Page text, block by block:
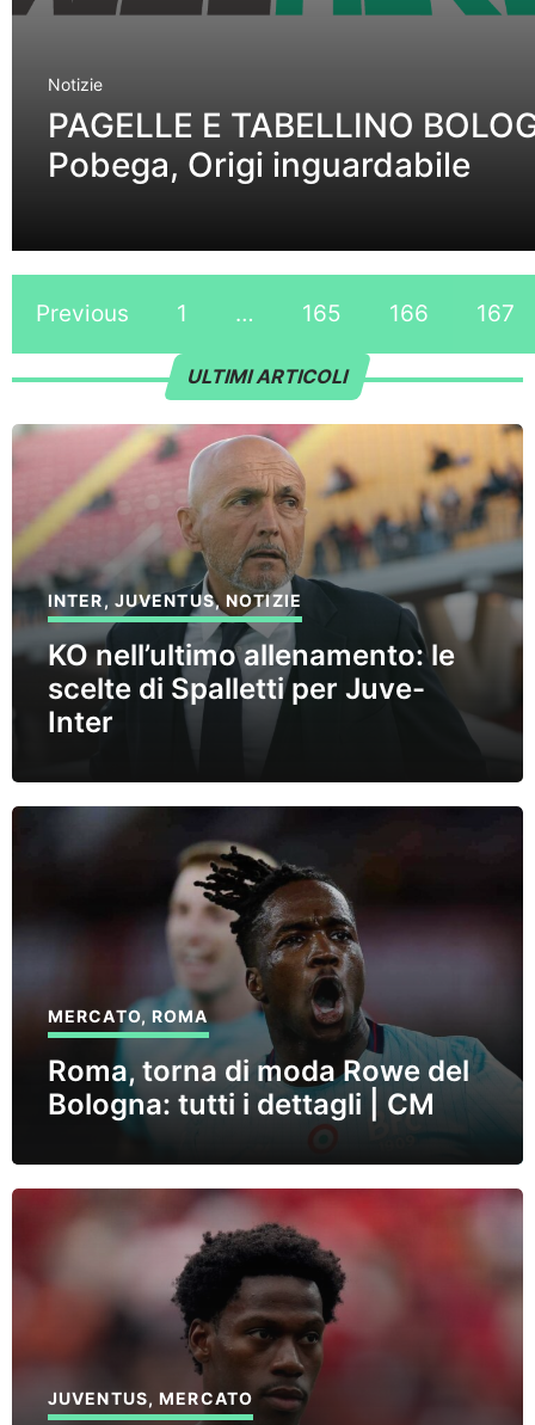
Notizie
PAGELLE E TABELLINO
Pobega, Origi inguardabile
Previous 1 … 165 166 167
ULTIMI ARTICOLI
INTER, JUVENTUS,NOTIZIE
KO nell’ultimo allenamento: le
scelte di Spalletti per Juve-
Inter
MERCATO, ROMA
Roma, torna di moda Rowe del
Bologna: tutti i dettagli | CM
JUVENTUS,MERCATO